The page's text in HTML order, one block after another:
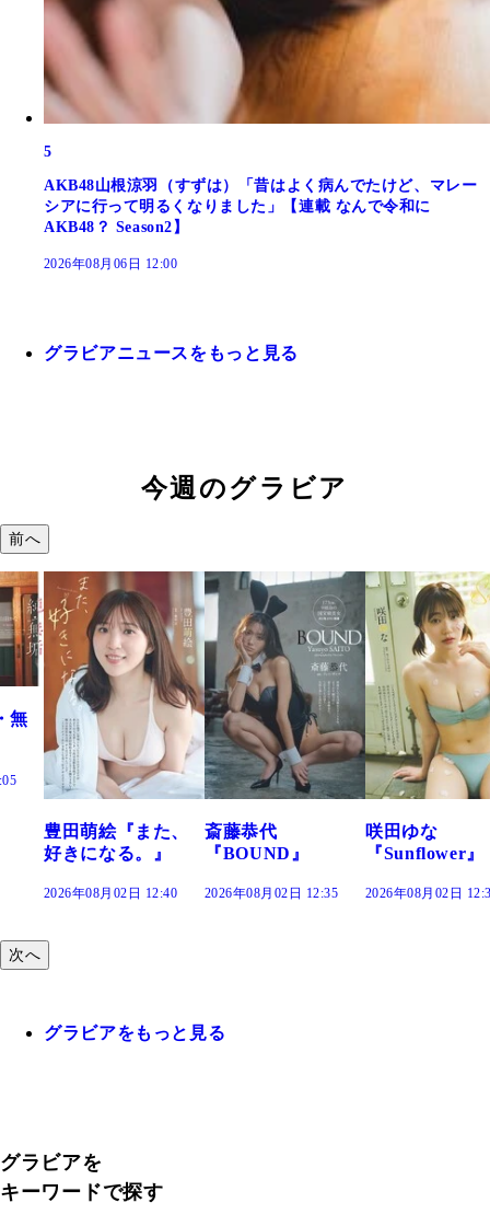
5
AKB48山根涼羽（すずは）「昔はよく病んでたけど、マレー
シアに行って明るくなりました」【連載 なんで令和に
AKB48？ Season2】
2026年08月06日 12:00
グラビアニュースをもっと見る
今週のグラビア
前へ
斎藤恭代
『BOUND』
2026年08月02日 12:35
咲田ゆな
『Sunflower』
2026年08月02日 12:30
藤水咲桜『花
だまり』
2026年08月02日
次へ
グラビアをもっと見る
グラビアを
キーワードで探す